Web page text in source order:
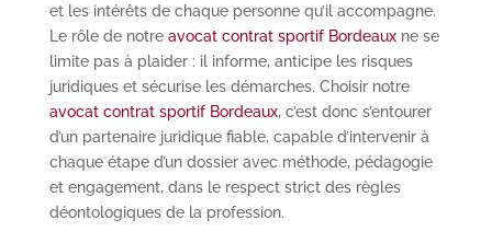
et les intérêts de chaque personne qu’il accompagne.
Le rôle de notre avocat contrat sportif Bordeauxne se
limite pas à plaider : il informe, anticipe les risques
juridiques et sécurise les démarches. Choisir notre
avocat contrat sportif Bordeaux, c’est donc s’entourer
d’un partenaire juridique fiable, capable d’intervenir à
chaque étape d’un dossier avec méthode, pédagogie
et engagement, dans le respect strict des règles
déontologiques de la profession.